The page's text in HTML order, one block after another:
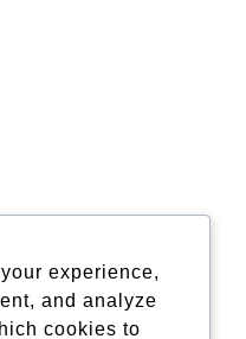
experience,
and analyze
cookies to